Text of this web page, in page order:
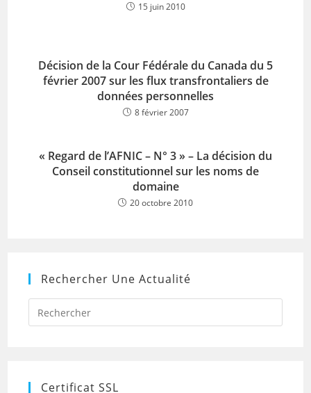
15 juin 2010
Décision de la Cour Fédérale du Canada du 5
février 2007 sur les flux transfrontaliers de
données personnelles
8 février 2007
« Regard de l’AFNIC – N° 3 » – La décision du
Conseil constitutionnel sur les noms de
domaine
20 octobre 2010
Rechercher Une Actualité
Press
to
Certificat SSL